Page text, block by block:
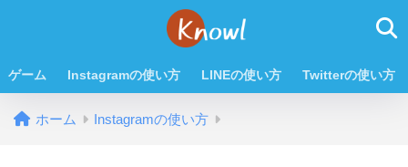
ゲーム Instagramの使い方 LINEの使い方 Twitterの使い方
ホーム Instagramの使い方